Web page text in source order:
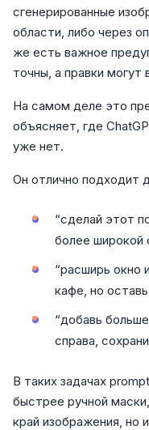
сгенерированные
области, либо через
же есть важное
точны, а правки могут
На самом деле это
объясняет, где
уже нет.
Он отлично подходит
“сделай этот
более широкой
“расширь окно
кафе, но
“добавь
справа,
В таких задачах
быстрее ручной
край изображения,